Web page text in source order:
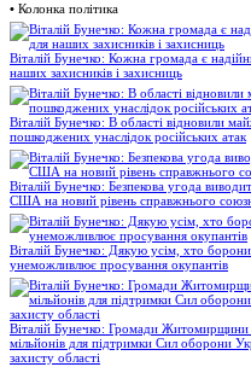
• Колонка політика
Віталій Бунечко: Кожна громада є
наших захисників і захисниць
Віталій Бунечко: В області відновили
пошкоджених унаслідок російських атак
Віталій Бунечко: Безпекова угода
США на новий рівень справжнього
Віталій Бунечко: Дякую усім, хто
унеможливлює просування окупантів
Віталій Бунечко: Громади Житомирщини
мільйонів для підтримки Сил оборони
захисту області